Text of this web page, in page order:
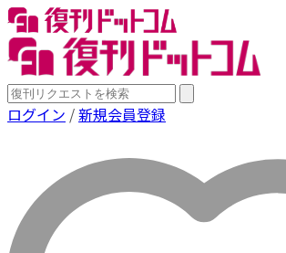
ログイン /新規会員登録